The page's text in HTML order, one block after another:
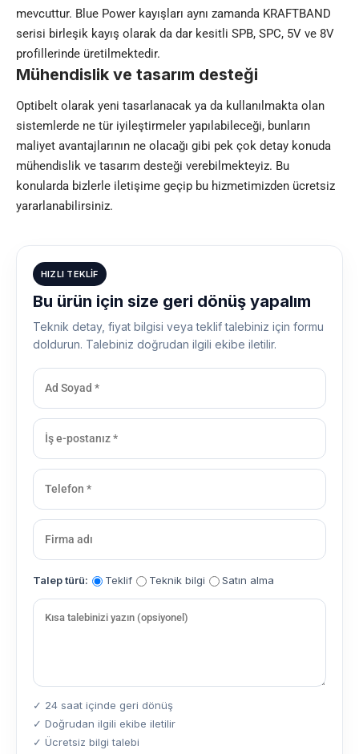
mevcuttur. Blue Power kayışları aynı zamanda KRAFTBAND
serisi birleşik kayış olarak da dar kesitli SPB, SPC, 5V ve 8V
profillerinde üretilmektedir.
Mühendislik ve tasarım desteği
Optibelt olarak yeni tasarlanacak ya da kullanılmakta olan
sistemlerde ne tür iyileştirmeler yapılabileceği, bunların
maliyet avantajlarının ne olacağı gibi pek çok detay konuda
mühendislik ve tasarım desteği verebilmekteyiz. Bu
konularda bizlerle iletişime geçip bu hizmetimizden ücretsiz
yararlanabilirsiniz.
HIZLI TEKLIF
Bu ürün için size geri dönüş yapalım
Teknik detay, fiyat bilgisi veya teklif talebiniz için formu
doldurun. Talebiniz doğrudan ilgili ekibe iletilir.
Talep türü: Teklif Teknik bilgi Satın alma
✓ 24 saat içinde geri dönüş
✓ Doğrudan ilgili ekibe iletilir
✓ Ücretsiz bilgi talebi